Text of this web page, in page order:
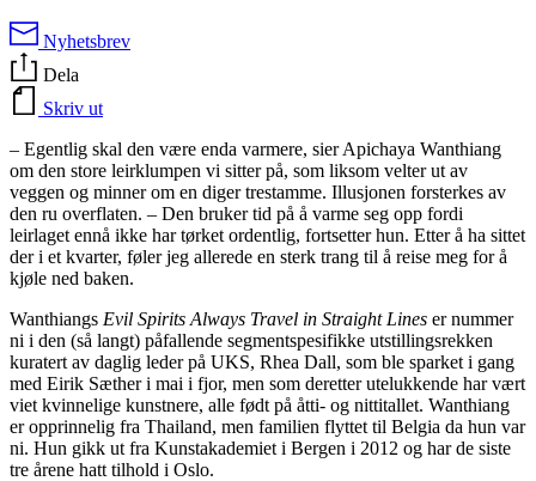
Nyhetsbrev
Dela
Skriv ut
– Egentlig skal den være enda varmere, sier Apichaya Wanthiang
om den store leirklumpen vi sitter på, som liksom velter ut av
veggen og minner om en diger trestamme. Illusjonen forsterkes av
den ru overflaten. – Den bruker tid på å varme seg opp fordi
leirlaget ennå ikke har tørket ordentlig, fortsetter hun. Etter å ha sittet
der i et kvarter, føler jeg allerede en sterk trang til å reise meg for å
kjøle ned baken.
Wanthiangs Evil Spirits Always Travel in Straight Lines er nummer
ni i den (så langt) påfallende segmentspesifikke utstillingsrekken
kuratert av daglig leder på UKS, Rhea Dall, som ble sparket i gang
med Eirik Sæther i mai i fjor, men som deretter utelukkende har vært
viet kvinnelige kunstnere, alle født på åtti- og nittitallet. Wanthiang
er opprinnelig fra Thailand, men familien flyttet til Belgia da hun var
ni. Hun gikk ut fra Kunstakademiet i Bergen i 2012 og har de siste
tre årene hatt tilhold i Oslo.